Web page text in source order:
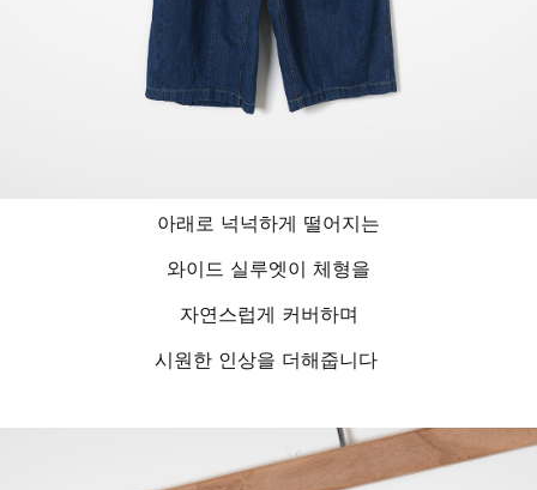
아래로 넉넉하게 떨어지는
와이드 실루엣이 체형을
자연스럽게 커버하며
시원한 인상을 더해줍니다